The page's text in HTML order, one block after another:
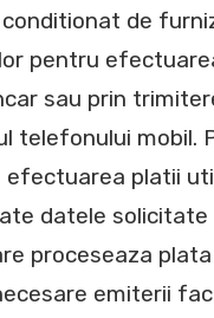
de
pentru
sau prin
telefonului mobil.
efectuarea platii
datele solicitate
proceseaza
emiterii